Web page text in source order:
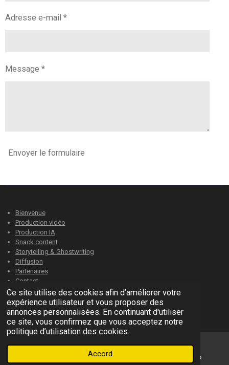
Ce site utilise des cookies afin d’améliorer votre
expérience utilisateur et vous proposer des
annonces personnalisées. En continuant d'utiliser
ce site, vous confirmez que vous acceptez notre
politique d’utilisation des cookies.
Accord
Adresse e-mail *
Message *
Envoyer le formulaire
Bienvenue
Production vidéo
Production IA
Snack content
Storytelling & Ghostwriting
Diffusion
Partenaires
Contact
Direction artistique
© 2022 Story-prod.com
Propulsé parWebador
Téléphone WhatsApp